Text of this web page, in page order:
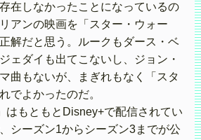
在しなかったことになっているの
アンの映画を「スター・ウォー
解だと思う。ルークもダース・ベ
ェダイも出てこないし、ジョン・
曲もないが、まぎれもなく「スタ
でよかったのだ。
はもともとDisney+で配信されてい
シーズン1からシーズン3までが公